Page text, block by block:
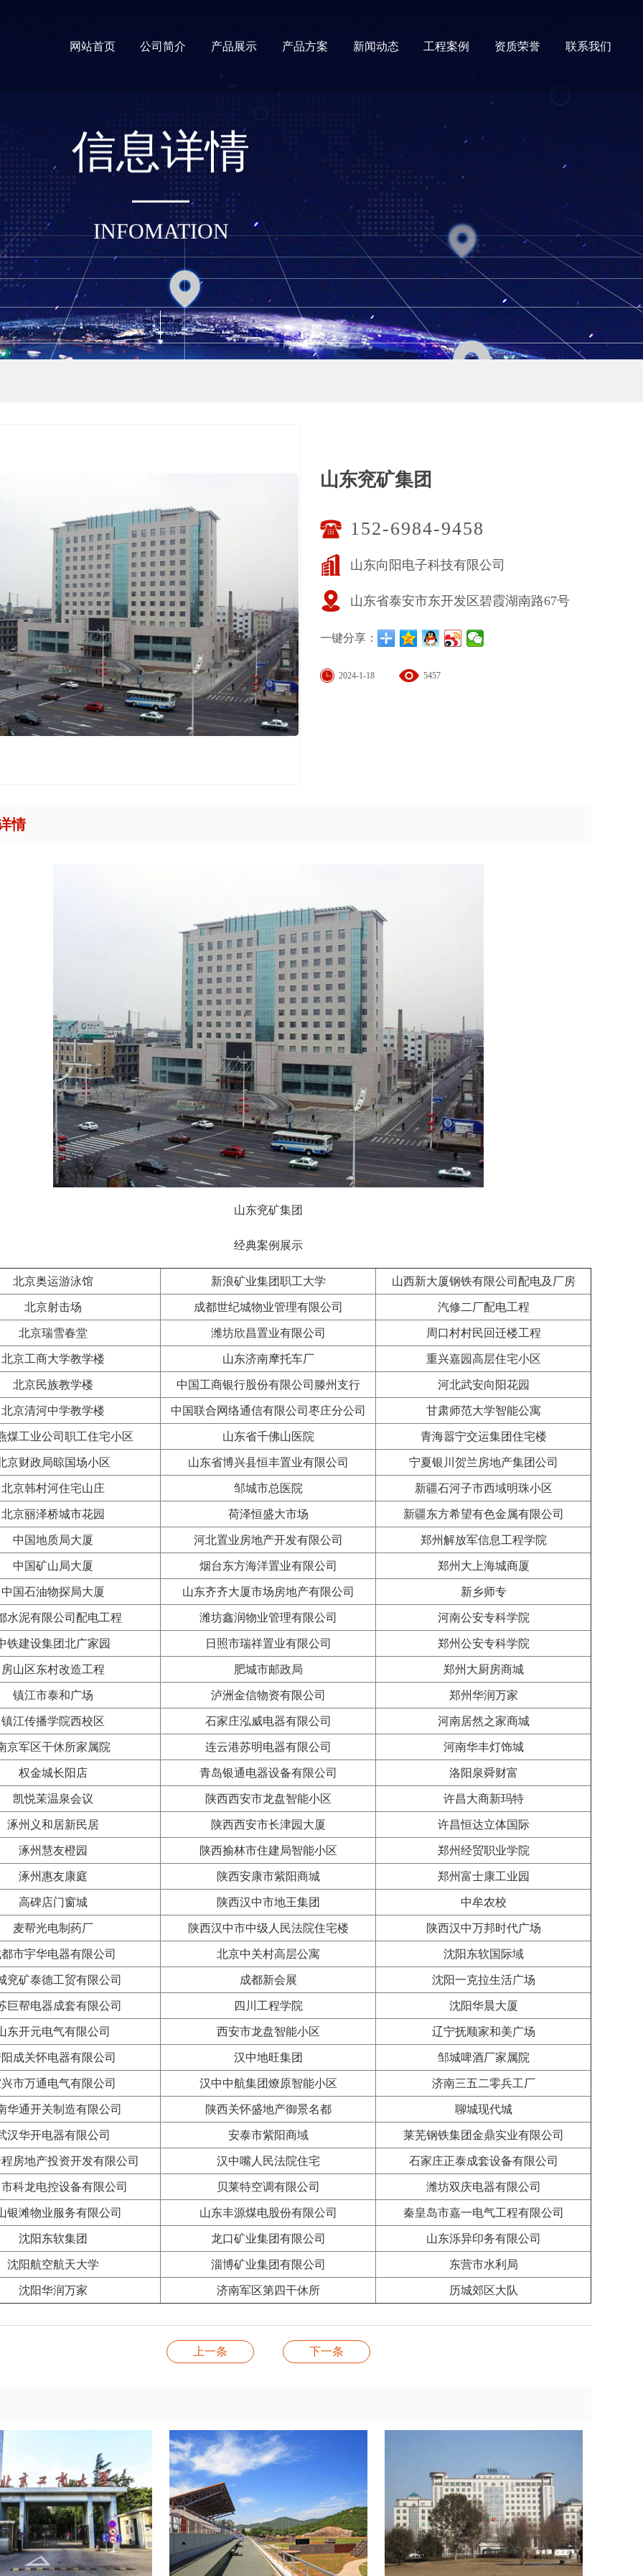
网站首页 公司简介 产品展示 产品方案 新闻动态 工程案例 资质荣誉 联系我们
信息详情
INFOMATION
多用户电能表
用户智能电表
电能表
电能表
电能表
电能表
能表外形尺寸图
外形尺寸及接线图
量表
体机
山东兖矿集团
152-6984-9458
山东向阳电子科技有限公司
山东省泰安市东开发区碧霞湖南路67号
一键分享：
2024-1-18 5457
情
山东兖矿集团
经典案例展示
北京奥运游泳馆 新浪矿业集团职工大学 山西新大厦钢铁有限公司配电及厂房
北京射击场 成都世纪城物业管理有限公司 汽修二厂配电工程
北京瑞雪春堂 潍坊欣昌置业有限公司 周口村村民回迁楼工程
北京工商大学教学楼 山东济南摩托车厂 重兴嘉园高层住宅小区
北京民族教学楼 中国工商银行股份有限公司滕州支行 河北武安向阳花园
北京清河中学教学楼 中国联合网络通信有限公司枣庄分公司 甘肃师范大学智能公寓
煤工业公司职工住宅小区 山东省千佛山医院 青海嚣宁交运集团住宅楼
京财政局晾国场小区 山东省博兴县恒丰置业有限公司 宁夏银川贺兰房地产集团公司
北京韩村河住宅山庄 邹城市总医院 新疆石河子市西域明珠小区
北京丽泽桥城市花园 荷泽恒盛大市场 新疆东方希望有色金属有限公司
中国地质局大厦 河北置业房地产开发有限公司 郑州解放军信息工程学院
中国矿山局大厦 烟台东方海洋置业有限公司 郑州大上海城商厦
中国石油物探局大厦 山东齐齐大厦市场房地产有限公司 新乡师专
水泥有限公司配电工程 潍坊鑫润物业管理有限公司 河南公安专科学院
铁建设集团北广家园 日照市瑞祥置业有限公司 郑州公安专科学院
房山区东村改造工程 肥城市邮政局 郑州大厨房商城
镇江市泰和广场 泸洲金信物资有限公司 郑州华润万家
镇江传播学院西校区 石家庄泓威电器有限公司 河南居然之家商城
京军区干休所家属院 连云港苏明电器有限公司 河南华丰灯饰城
权金城长阳店 青岛银通电器设备有限公司 洛阳泉舜财富
凯悦茉温泉会议 陕西西安市龙盘智能小区 许昌大商新玛特
涿州义和居新民居 陕西西安市长津园大厦 许昌恒达立体国际
涿州慧友橙园 陕西揄林市住建局智能小区 郑州经贸职业学院
涿州惠友康庭 陕西安康市紫阳商城 郑州富士康工业园
高碑店门窗城 陕西汉中市地王集团 中牟农校
麦帮光电制药厂 陕西汉中市中级人民法院住宅楼 陕西汉中万邦时代广场
市宇华电器有限公司 北京中关村高层公寓 沈阳东软国际域
兖矿泰德工贸有限公司 成都新会展 沈阳一克拉生活广场
巨帮电器成套有限公司 四川工程学院 沈阳华晨大厦
东开元电气有限公司 西安市龙盘智能小区 辽宁抚顺家和美广场
成关怀电器有限公司 汉中地旺集团 邹城啤酒厂家属院
市万通电气有限公司 汉中中航集团燎原智能小区 济南三五二零兵工厂
华通开关制造有限公司 陕西关怀盛地产御景名都 聊城现代城
汉华开电器有限公司 安泰市紫阳商域 莱芜钢铁集团金鼎实业有限公司
房地产投资开发有限公司 汉中嘴人民法院住宅 石家庄正泰成套设备有限公司
科龙电控设备有限公司 贝莱特空调有限公司 潍坊双庆电器有限公司
银滩物业服务有限公司 山东丰源煤电股份有限公司 秦皇岛市嘉一电气工程有限公司
沈阳东软集团 龙口矿业集团有限公司 山东泺异印务有限公司
沈阳航空航天大学 淄博矿业集团有限公司 东营市水利局
沈阳华润万家 济南军区第四干休所 历城郊区大队
上一条 下一条